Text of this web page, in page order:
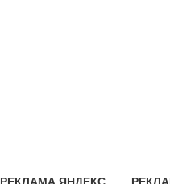
РЕКЛАМА ЯНДЕКС